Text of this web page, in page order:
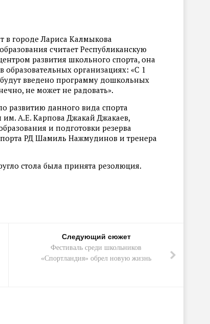
в городе Лариса Калмыкова
считает Республиканскую
развития школьного спорта, она
образовательных организациях: «С 1
введено программу дошкольных
не может не радовать».
развитию данного вида спорта
А.Е. Карпова Джакай Джакаев,
и подготовки резерва
РД Шамиль Нажмудинов и тренера
стола была принята резолюция.
Следующий сюжет
Фестиваль среди школьников
«Спортландия» обрел новую жизнь